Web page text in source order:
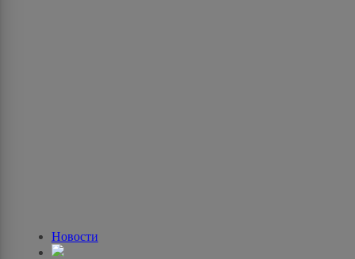
Новости